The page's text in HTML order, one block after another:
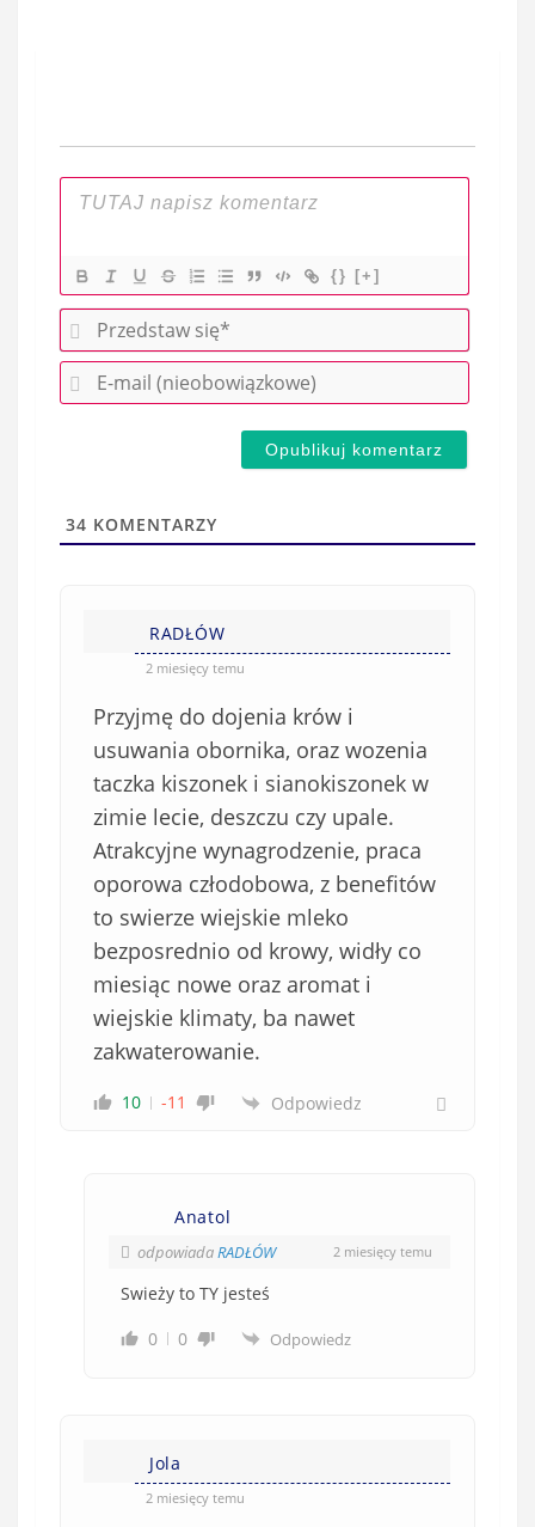
{} [+]
P
r
e
w
E
-
(
34 KOMENTARZY
RADŁÓW
2 miesięcy temu
Przyjmę do dojenia krów i
usuwania obornika, oraz wozenia
taczka kiszonek i sianokiszonek w
zimie lecie, deszczu czy upale.
Atrakcyjne wynagrodzenie, praca
oporowa człodobowa, z benefitów
to swierze wiejskie mleko
bezposrednio od krowy, widły co
miesiąc nowe oraz aromat i
wiejskie klimaty, ba nawet
zakwaterowanie.
10 -11 Odpowiedz
Anatol
odpowiadaRADŁÓW 2 miesięcy temu
Swieży to TY jesteś
0
0 Odpowiedz
Jola
2 miesięcy temu